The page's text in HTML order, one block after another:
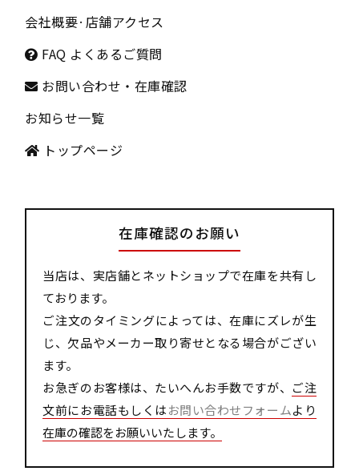
会社概要· 店舗アクセス
FAQ よくあるご質問
お問い合わせ・在庫確認
お知らせ一覧
トップページ
在庫確認のお願い
当店は、実店舗とネットショップで在庫を共有し
ております。
ご注文のタイミングによっては、在庫にズレが生
じ、欠品やメーカー取り寄せとなる場合がござい
ます。
お急ぎのお客様は、たいへんお手数ですが、 ご注
文前にお電話もしくはお問い合わせフォームより
在庫の確認をお願いいたします。